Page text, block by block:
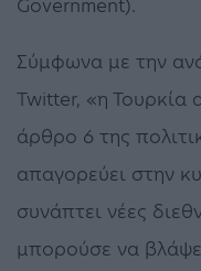
Government).
Σύμφωνα με την
Twitter, «η Τουρκία
άρθρο 6 της
απαγορεύει στην
συνάπτει νέες
μπορούσε να